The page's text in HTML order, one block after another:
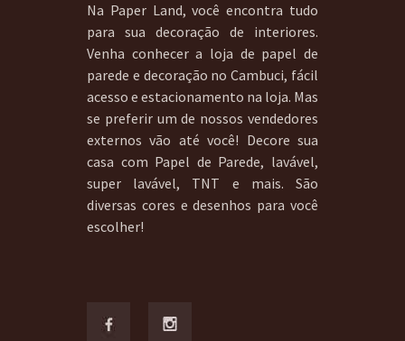
Na Paper Land, você encontra tudo
para sua decoração de interiores.
Venha conhecer a loja de papel de
parede e decoração no Cambuci, fácil
acesso e estacionamento na loja. Mas
se preferir um de nossos vendedores
externos vão até você! Decore sua
casa com Papel de Parede, lavável,
super lavável, TNT e mais. São
diversas cores e desenhos para você
escolher!